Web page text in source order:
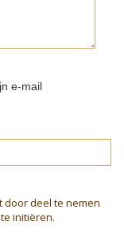
e-mail
door deel te nemen
initiëren.